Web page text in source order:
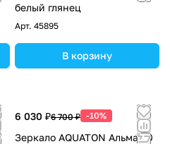
белый глянец
Арт. 45895
В корзину
6 030 ₽6 700 ₽ -10%
Зеркало AQUATON Альма 60